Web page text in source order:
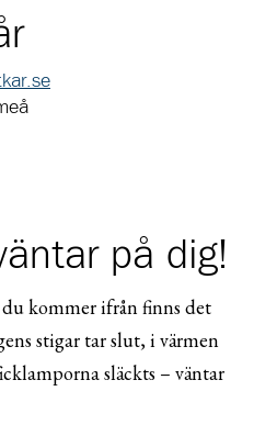
på dig!
kommer ifrån finns det
stigar tar slut, i värmen
släckts – väntar